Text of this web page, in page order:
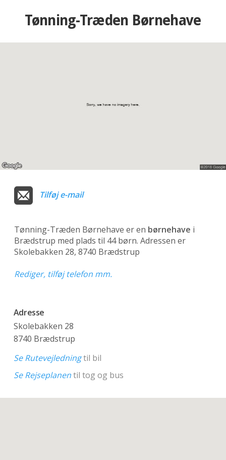
Tønning-Træden Børnehave
Tilføj e-mail
Tønning-Træden Børnehave er en børnehave i
Brædstrup med plads til 44 børn. Adressen er
Skolebakken 28, 8740 Brædstrup
Rediger, tilføj telefon mm.
Adresse
Skolebakken 28
8740 Brædstrup
Se Rutevejledningtil bil
Se Rejseplanentil tog og bus